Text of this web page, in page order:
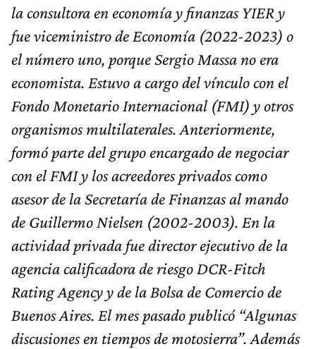
la consultora en economía y finanzas YIER y
fue viceministro de Economía (2022-2023) o
el número uno, porque Sergio Massa no era
economista. Estuvo a cargo del vínculo con el
Fondo Monetario Internacional (FMI) y otros
organismos multilaterales. Anteriormente,
formó parte del grupo encargado de negociar
con el FMI y los acreedores privados como
asesor de la Secretaría de Finanzas al mando
de Guillermo Nielsen (2002-2003). En la
actividad privada fue director ejecutivo de la
agencia calificadora de riesgo DCR-Fitch
Rating Agency y de la Bolsa de Comercio de
Buenos Aires. El mes pasado publicó “Algunas
discusiones en tiempos de motosierra”. Además